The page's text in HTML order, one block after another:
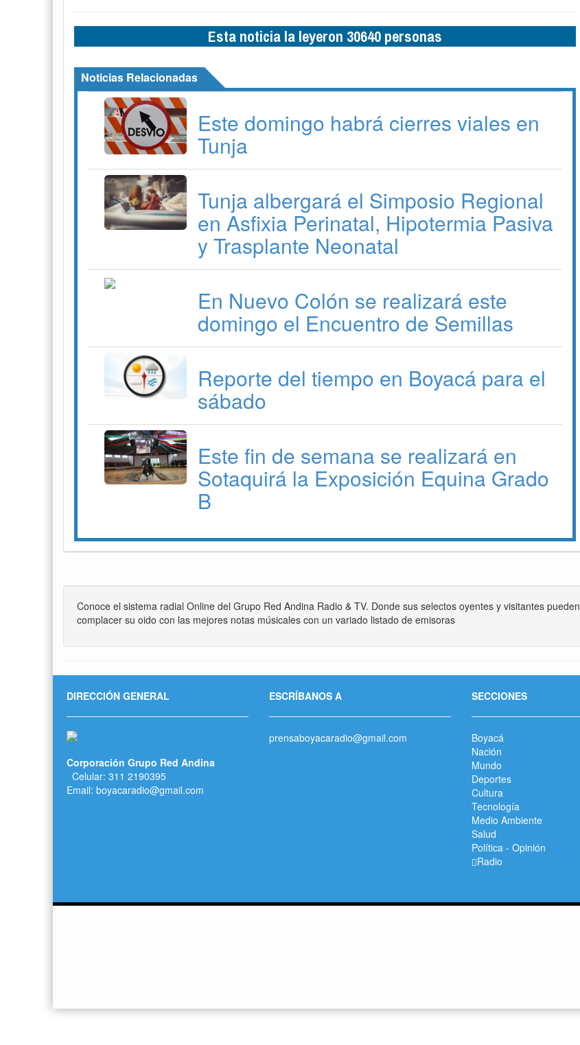
Esta noticia la leyeron 30640 personas
Noticias Relacionadas
Este domingo habrá cierres viales en
Tunja
Tunja albergará el Simposio Regional
en Asfixia Perinatal, Hipotermia Pasiva
y Trasplante Neonatal
En Nuevo Colón se realizará este
domingo el Encuentro de Semillas
Reporte del tiempo en Boyacá para el
sábado
Este fin de semana se realizará en
Sotaquirá la Exposición Equina Grado
B
Conoce el sistema radial Online del Grupo Red Andina Radio & TV. Donde sus selectos oyentes y visitantes pueden
complacer su oido con las mejores notas músicales con un variado listado de emisoras
DIRECCIÓN GENERAL
Corporación Grupo Red Andina
Celular: 311 2190395
Email: boyacaradio@gmail.com
ESCRÍBANOS A
prensaboyacaradio@gmail.com
SECCIONES
Boyacá
Nación
Mundo
Deportes
Cultura
Tecnología
Medio Ambiente
Salud
Política - Opinión
Radio